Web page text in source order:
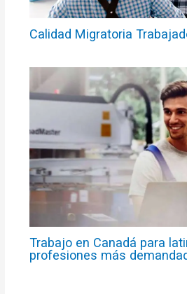
Calidad Migratoria
Trabajo en Canadá para
profesiones más